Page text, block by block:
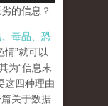
的信息？
毒品、恐
情”就可以
为“信息末
这四种理由
关于数据